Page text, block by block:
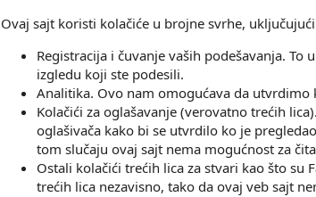
Ovaj sajt koristi kolačiće u brojne svrhe,
Registracija i čuvanje vaših podešavanja.
izgledu koji ste podesili.
Analitika. Ovo nam omogućava da
Kolačići za oglašavanje (verovatno trećih
oglašivača kako bi se utvrdilo ko je
tom slučaju ovaj sajt nema mogućnost za
Ostali kolačići trećih lica za stvari kao što
trećih lica nezavisno, tako da ovaj veb sajt